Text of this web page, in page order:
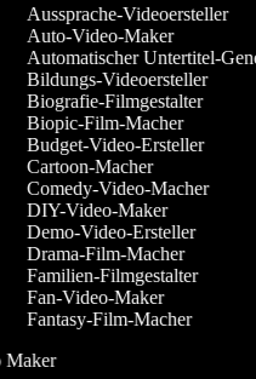
Aussprache-Videoersteller
Auto-Video-Maker
Automatischer Untertitel-
Bildungs-Videoersteller
Biografie-Filmgestalter
Biopic-Film-Macher
Budget-Video-Ersteller
Cartoon-Macher
Comedy-Video-Macher
DIY-Video-Maker
Demo-Video-Ersteller
Drama-Film-Macher
Familien-Filmgestalter
Fan-Video-Maker
Fantasy-Film-Macher
Maker